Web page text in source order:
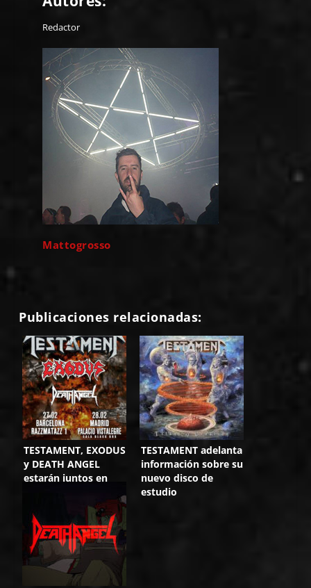
Redactor
Mattogrosso
Publicaciones relacionadas:
TESTAMENT, EXODUS
y DEATH ANGEL
estarán juntos en
TESTAMENT adelanta
información sobre su
nuevo disco de
estudio